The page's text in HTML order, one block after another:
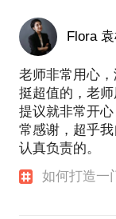
文章重传播，文
世上会写文章的
文案虽有所谓
但真正能感染
如果你也想知道
✔️我的产品很好
✔️我的投放效果
Flora
老师非常用心
挺超值的，老
提议就非常开
常感谢，超乎
认真负责的。
如何打造一